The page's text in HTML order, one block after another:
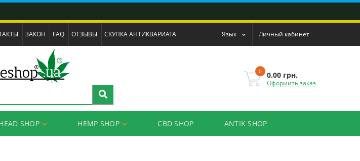
ЗАКОН FAQ ОТЗЫВЫ СКУПКА АНТИКВАРИАТА Язык Личный кабинет
0 0.00 грн.
Оформить заказ
SHOP HEMP SHOP CBD SHOP ANTIK SHOP